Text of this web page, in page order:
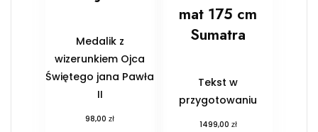
Medalik z
wizerunkiem Ojca
Świętego jana Pawła
II
98,00zł
mat 175 cm
Sumatra
Tekst w
przygotowaniu
1499,00 zł